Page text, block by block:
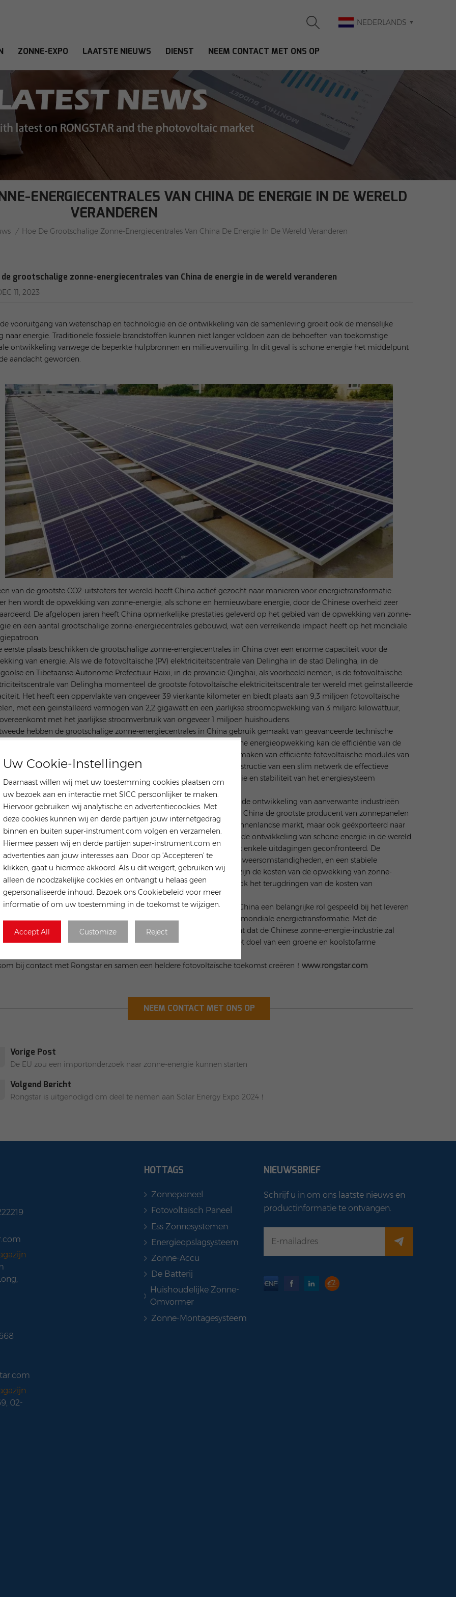
Uw Cookie-Instellingen
Daarnaast willen wij met uw toestemming cookies plaatsen om
uw bezoek aan en interactie met SICC persoonlijker te maken.
Hiervoor gebruiken wij analytische en advertentiecookies. Met
deze cookies kunnen wij en derde partijen jouw internetgedrag
binnen en buiten super-instrument.com volgen en verzamelen.
Hiermee passen wij en derde partijen super-instrument.com en
advertenties aan jouw interesses aan. Door op 'Accepteren' te
klikken, gaat u hiermee akkoord. Als u dit weigert, gebruiken wij
alleen de noodzakelijke cookies en ontvangt u helaas geen
gepersonaliseerde inhoud. Bezoek ons Cookiebeleid voor meer
informatie of om uw toestemming in de toekomst te wijzigen.
Accept All Customize Reject
NEDERLANDS
ZONNE-EXPO LAATSTE NIEUWS DIENST NEEM CONTACT MET ONS OP
ENERGIECENTRALES VAN CHINA DE ENERGIE IN DE WERELD
VERANDEREN
/ Hoe De Grootschalige Zonne-Energiecentrales Van China De Energie In De Wereld Veranderen
de grootschalige zonne-energiecentrales van China de energie in de wereld veranderen
11, 2023
vooruitgang van wetenschap en technologie en de ontwikkeling van de samenleving groeit ook de menselijke
naar energie. Traditionele fossiele brandstoffen kunnen niet langer voldoen aan de behoeften van toekomstige
ontwikkeling vanwege de beperkte hulpbronnen en milieuvervuiling. In dit geval is schone energie het middelpunt
aandacht geworden.
van de grootste CO2-uitstoters ter wereld heeft China actief gezocht naar manieren voor energietransformatie.
hen wordt de opwekking van zonne-energie, als schone en hernieuwbare energie, door de Chinese overheid zeer
De afgelopen jaren heeft China opmerkelijke prestaties geleverd op het gebied van de opwekking van zonne-
en een aantal grootschalige zonne-energiecentrales gebouwd, wat een verreikende impact heeft op het mondiale
eerste plaats beschikken de grootschalige zonne-energiecentrales in China over een enorme capaciteit voor de
van energie. Als we de fotovoltaïsche (PV) elektriciteitscentrale van Delingha in de stad Delingha, in de
en Tibetaanse Autonome Prefectuur Haixi, in de provincie Qinghai, als voorbeeld nemen, is de fotovoltaïsche
van Delingha momenteel de grootste fotovoltaïsche elektriciteitscentrale ter wereld met geïnstalleerde
Het heeft een oppervlakte van ongeveer 39 vierkante kilometer en biedt plaats aan 9,3 miljoen fotovoltaïsche
met een geïnstalleerd vermogen van 2,2 gigawatt en een jaarlijkse stroomopwekking van 3 miljard kilowattuur,
met het jaarlijkse stroomverbruik van ongeveer 1 miljoen huishoudens.
hebben de grootschalige zonne-energiecentrales in China gebruik gemaakt van geavanceerde technische
en managementmiddelen. Tijdens het proces van fotovoltaïsche energieopwekking kan de efficiëntie van de
conversie bijvoorbeeld worden verbeterd door gebruik te maken van efficiënte fotovoltaïsche modules van
silicium; Op het gebied van energietransmissie kan de constructie van een slim netwerk de effectieve
en distributie van energie realiseren en de operationele efficiëntie en stabiliteit van het energiesysteem
hebben de grootschalige zonne-energiecentrales in China ook de ontwikkeling van aanverwante industrieën
Als we de productie van zonnepanelen als voorbeeld nemen, is China de grootste producent van zonnepanelen
geworden. Deze panelen worden niet alleen geleverd aan de binnenlandse markt, maar ook geëxporteerd naar
van de wereld en leveren daarmee een belangrijke bijdrage aan de ontwikkeling van schone energie in de wereld.
zonne-energiecentrales in China worden echter ook met enkele uitdagingen geconfronteerd. De
van zonne-energie wordt bijvoorbeeld sterk beïnvloed door de weersomstandigheden, en een stabiele
is een probleem dat moet worden opgelost. Bovendien zijn de kosten van de opwekking van zonne-
nog steeds hoger dan die van traditionele fossiele brandstoffen. Ook het terugdringen van de kosten van
is een probleem.
het algemeen hebben de grootschalige zonne-energiecentrales van China een belangrijke rol gespeeld bij het leveren
en duurzame energie, en ook een referentie geboden voor de mondiale energietransformatie. Met de
van de technologie en de steun van het beleid wordt verwacht dat de Chinese zonne-energie-industrie zal
groeien en een grotere bijdrage zal leveren aan het bereiken van het doel van een groene en koolstofarme
en sociale ontwikkeling.
bij contact met Rongstar en samen een heldere fotovoltaïsche toekomst creëren！ www.rongstar.com
NEEM CONTACT MET ONS OP
Vorige Post
De EU zou een importonderzoek naar zonne-energie kunnen starten
Volgend Bericht
Rongstar is uitgenodigd om deel te nemen aan Solar Energy Expo 2024！
02-
HOTTAGS
Zonnepaneel
Fotovoltaïsch Paneel
Ess Zonnesystemen
Energieopslagsysteem
Zonne-Accu
De Batterij
Huishoudelijke Zonne-
Omvormer
Zonne-Montagesysteem
NIEUWSBRIEF
Schrijf u in om ons laatste nieuws en
productinformatie te ontvangen.